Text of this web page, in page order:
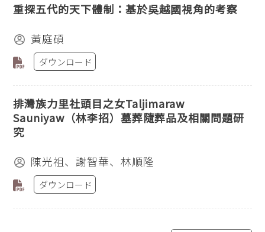
重探五代的天下體制：基於吳越國視角的考察
黃庭碩
ダウンロード
排灣族力里社頭目之女Taljimaraw
Sauniyaw（林李招）墓葬隨葬品及相關問題研
究
陳光祖、謝智華、林順隆
ダウンロード